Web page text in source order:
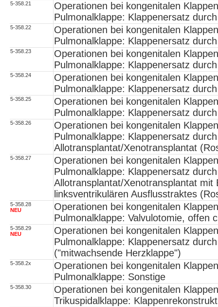
5-358.21
Operationen bei kongenitalen
Pulmonalklappe: Klappenersatz
5-358.22
Operationen bei kongenitalen
Pulmonalklappe: Klappenersatz
5-358.23
Operationen bei kongenitalen
Pulmonalklappe: Klappenersatz
5-358.24
Operationen bei kongenitalen
Pulmonalklappe: Klappenersatz
5-358.25
Operationen bei kongenitalen
Pulmonalklappe: Klappenersatz
5-358.26
Operationen bei kongenitalen
Pulmonalklappe: Klappenersatz
Allotransplantat/Xenotransplantat
5-358.27
Operationen bei kongenitalen
Pulmonalklappe: Klappenersatz
Allotransplantat/Xenotransplantat mit
linksventrikulären Ausflusstraktes
5-358.28
NEU
Operationen bei kongenitalen
Pulmonalklappe: Valvulotomie, offen
5-358.29
NEU
Operationen bei kongenitalen
Pulmonalklappe: Klappenersatz
("mitwachsende Herzklappe")
5-358.2x
Operationen bei kongenitalen
Pulmonalklappe: Sonstige
5-358.30
Operationen bei kongenitalen
Trikuspidalklappe: